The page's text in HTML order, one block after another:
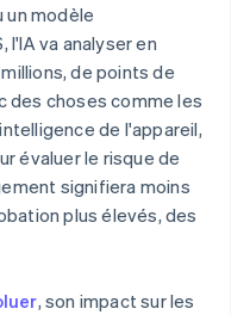
un modèle
va analyser en
de points de
des choses comme les
de l'appareil,
évaluer le risque de
signifiera moins
plus élevés, des
, son impact sur les